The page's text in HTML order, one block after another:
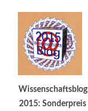
Wissenschaftsblog
2015: Sonderpreis